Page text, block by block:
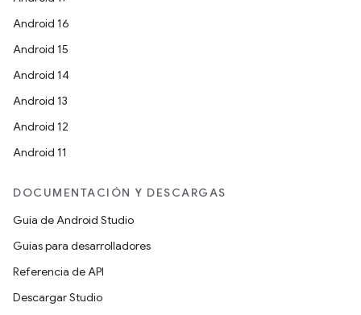
Android 16
Android 15
Android 14
Android 13
Android 12
Android 11
DOCUMENTACIÓN Y DESCARGAS
Guía de Android Studio
Guías para desarrolladores
Referencia de API
Descargar Studio